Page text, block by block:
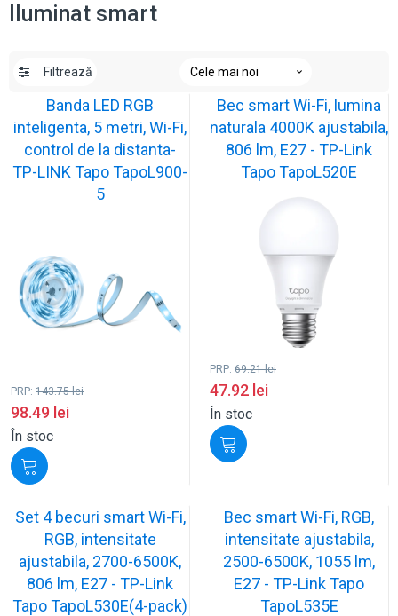
Iluminat smart
Filtrează
Banda LED RGB
inteligenta, 5 metri, Wi-Fi,
control de la distanta-
TP-LINK Tapo TapoL900-
5
PRP: 143.75lei
98.49 lei
În stoc
Bec smart Wi-Fi, lumina
naturala 4000K ajustabila,
806 lm, E27 - TP-Link
Tapo TapoL520E
PRP: 69.21lei
47.92 lei
În stoc
Set 4 becuri smart Wi-Fi,
RGB, intensitate
ajustabila, 2700-6500K,
806 lm, E27 - TP-Link
Tapo TapoL530E(4-pack)
Bec smart Wi-Fi, RGB,
intensitate ajustabila,
2500-6500K, 1055 lm,
E27 - TP-Link Tapo
TapoL535E